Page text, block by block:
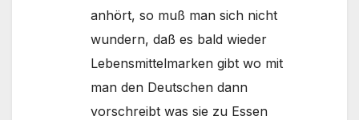
anhört, so muß man sich nicht
wundern, daß es bald wieder
Lebensmittelmarken gibt wo mit
man den Deutschen dann
vorschreibt was sie zu Essen